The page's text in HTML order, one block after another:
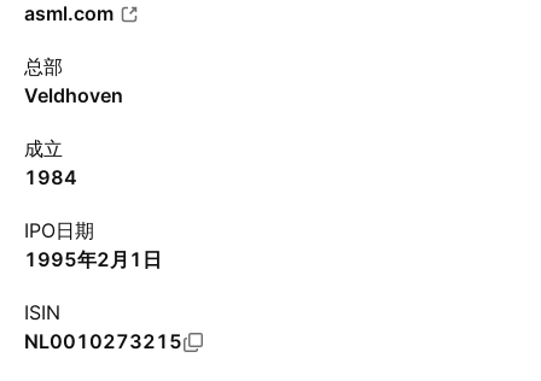
asml.com
总部
Veldhoven
成立
1984
IPO日期
1995年2月1日
ISIN
NL0010273215